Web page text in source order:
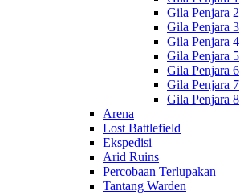
Gila Penjara 2
Gila Penjara 3
Gila Penjara 4
Gila Penjara 5
Gila Penjara 6
Gila Penjara 7
Gila Penjara 8
Arena
Lost Battlefield
Ekspedisi
Arid Ruins
Percobaan Terlupakan
Tantang Warden